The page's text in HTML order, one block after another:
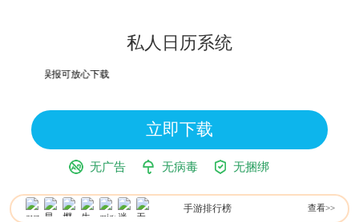
私人日历系统
，均为误报可放心下载
立即下载
无广告 无病毒 无捆绑
手游排行榜 查看>>